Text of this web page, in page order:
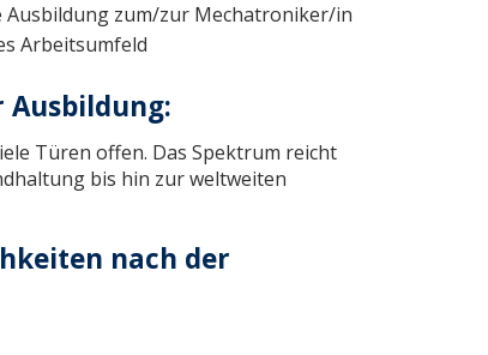
Ausbildung zum/zur Mechatroniker/in
Arbeitsumfeld
Ausbildung:
Türen offen. Das Spektrum reicht
bis hin zur weltweiten
nach der